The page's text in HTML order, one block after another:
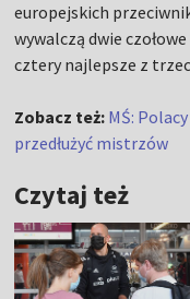
europejskich
wywalczą dwie
cztery najlepsze z
Zobacz też: MŚ:
przedłużyć mistrzów
Czytaj też